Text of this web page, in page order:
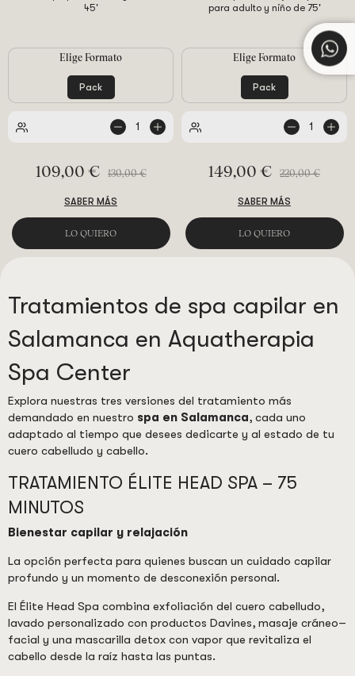
45'
Elige Formato
Pack
1
109,00 € 130,00 €
SABER MÁS
LO QUIERO
para adulto y niño de 75'
Elige Formato
Pack
1
149,00 € 220,00 €
SABER MÁS
LO QUIERO
Tratamientos de spa capilar en
Salamanca en Aquatherapia
Spa Center
Explora nuestras tres versiones del tratamiento más
demandado en nuestro spa en Salamanca, cada uno
adaptado al tiempo que desees dedicarte y al estado de tu
cuero cabelludo y cabello.
TRATAMIENTO ÉLITE HEAD SPA – 75
MINUTOS
Bienestar capilar y relajación
La opción perfecta para quienes buscan un cuidado capilar
profundo y un momento de desconexión personal.
El Élite Head Spa combina exfoliación del cuero cabelludo,
lavado personalizado con productos Davines, masaje cráneo–
facial y una mascarilla detox con vapor que revitaliza el
cabello desde la raíz hasta las puntas.